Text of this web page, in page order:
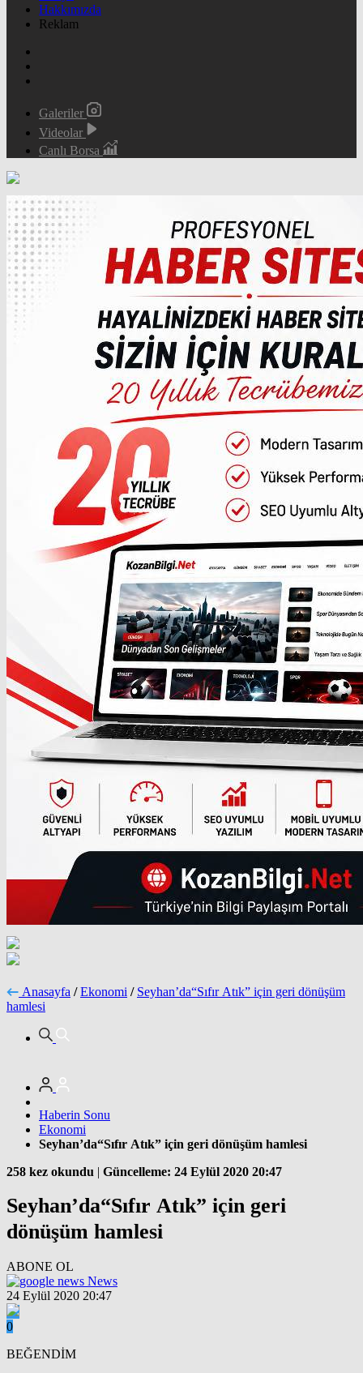
Hakkımızda
Reklam
Galeriler
Videolar
Canlı Borsa
Anasayfa / Ekonomi / Seyhan’da“Sıfır Atık” için geri dönüşüm
hamlesi
Haberin Sonu
Ekonomi
Seyhan’da“Sıfır Atık” için geri dönüşüm hamlesi
258 kez okundu | Güncelleme: 24 Eylül 2020 20:47
Seyhan’da“Sıfır Atık” için geri
dönüşüm hamlesi
ABONE OL
News
24 Eylül 2020 20:47
0
BEĞENDİM